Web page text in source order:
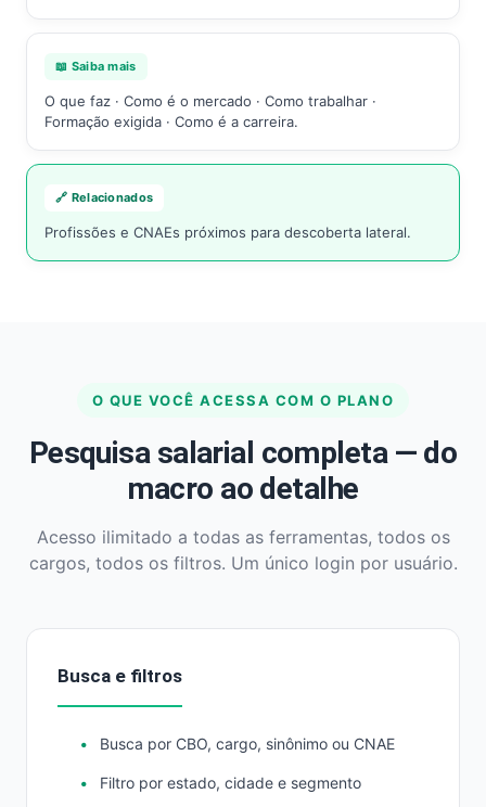
📖 Saiba mais
O que faz · Como é o mercado · Como trabalhar ·
Formação exigida · Como é a carreira.
🔗 Relacionados
Profissões e CNAEs próximos para descoberta lateral.
O QUE VOCÊ ACESSA COM O PLANO
Pesquisa salarial completa — do
macro ao detalhe
Acesso ilimitado a todas as ferramentas, todos os
cargos, todos os filtros. Um único login por usuário.
Busca e filtros
Busca por CBO, cargo, sinônimo ou CNAE
Filtro por estado, cidade e segmento